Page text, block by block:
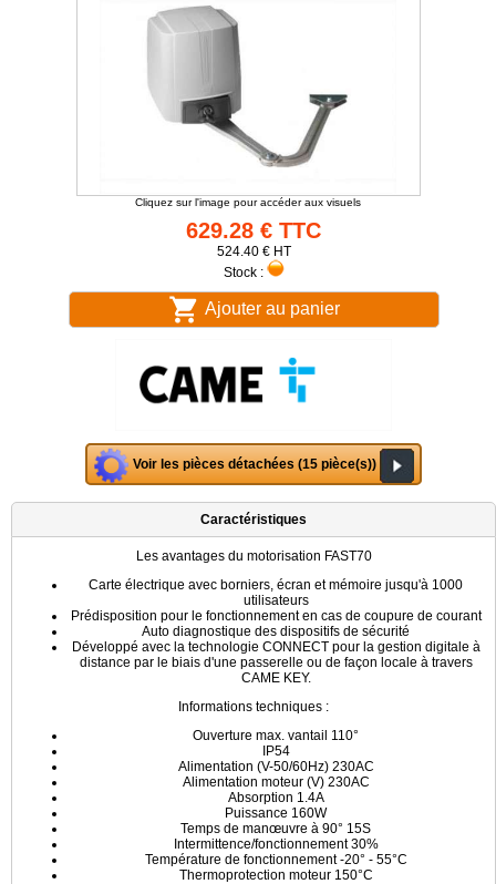
Cliquez sur l'image pour accéder aux visuels
629.28 € TTC
524.40 € HT
Stock :
Ajouter au panier
Voir les pièces détachées (15 pièce(s))
Caractéristiques
Les avantages du motorisation FAST70
Carte électrique avec borniers, écran et mémoire jusqu'à 1000
utilisateurs
Prédisposition pour le fonctionnement en cas de coupure de courant
Auto diagnostique des dispositifs de sécurité
Développé avec la technologie CONNECT pour la gestion digitale à
distance par le biais d'une passerelle ou de façon locale à travers
CAME KEY.
Informations techniques :
Ouverture max. vantail 110°
IP54
Alimentation (V-50/60Hz) 230AC
Alimentation moteur (V) 230AC
Absorption 1.4A
Puissance 160W
Temps de manœuvre à 90° 15S
Intermittence/fonctionnement 30%
Température de fonctionnement -20° - 55°C
Thermoprotection moteur 150°C